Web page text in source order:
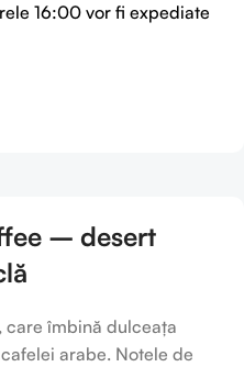
16:00 vor fi expediate
– desert
care îmbină dulceața
arabe. Notele de